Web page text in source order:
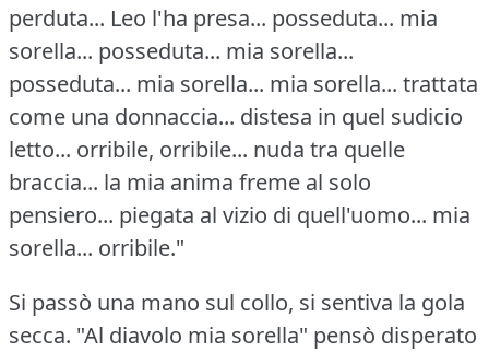
perduta... Leo l'ha presa... posseduta... mia
sorella... posseduta... mia sorella...
posseduta... mia sorella... mia sorella... trattata
come una donnaccia... distesa in quel sudicio
letto... orribile, orribile... nuda tra quelle
braccia... la mia anima freme al solo
pensiero... piegata al vizio di quell'uomo... mia
sorella... orribile."
Si passò una mano sul collo, si sentiva la gola
secca. "Al diavolo mia sorella" pensò disperato